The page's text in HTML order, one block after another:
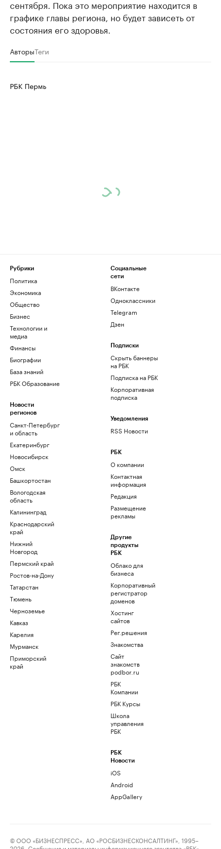
сентября. Пока это мероприятие находится в
графике главы региона, но будет зависеть от
состояния его здоровья.
АвторыТеги
РБК Пермь
Рубрики
Политика
Экономика
Общество
Бизнес
Технологии и
медиа
Финансы
Биографии
База знаний
РБК Образование
Новости
регионов
Санкт-Петербург
и область
Екатеринбург
Новосибирск
Омск
Башкортостан
Вологодская
область
Калининград
Краснодарский
край
Нижний
Новгород
Пермский край
Ростов-на-Дону
Татарстан
Тюмень
Черноземье
Кавказ
Карелия
Мурманск
Приморский
край
Социальные
сети
ВКонтакте
Одноклассники
Telegram
Дзен
Подписки
Скрыть баннеры
на РБК
Подписка на РБК
Корпоративная
подписка
Уведомления
RSS Новости
РБК
О компании
Контактная
информация
Редакция
Размещение
рекламы
Другие
продукты
РБК
Облако для
бизнеса
Корпоративный
регистратор
доменов
Хостинг
сайтов
Рег.решения
Знакомства
Сайт
знакомств
podbor.ru
РБК
Компании
РБК Курсы
Школа
управления
РБК
РБК
Новости
iOS
Android
AppGallery
© ООО «БИЗНЕСПРЕСС», АО «РОСБИЗНЕСКОНСАЛТИНГ», 1995–